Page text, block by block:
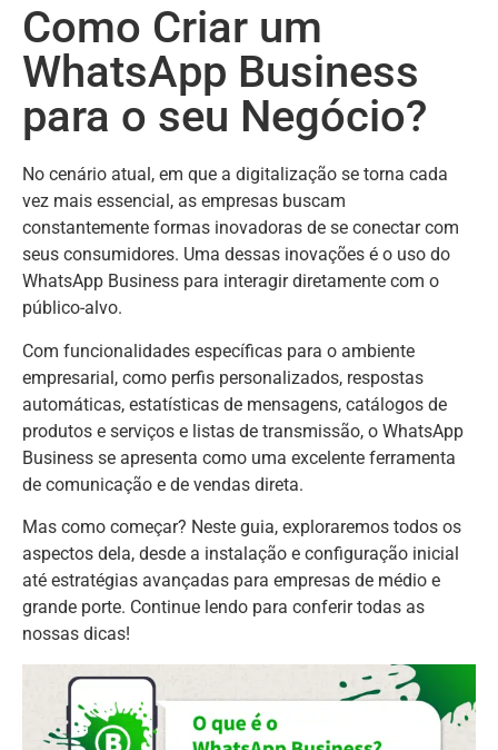
Como Criar um
WhatsApp Business
para o seu Negócio?
No cenário atual, em que a digitalização se torna cada
vez mais essencial, as empresas buscam
constantemente formas inovadoras de se conectar com
seus consumidores. Uma dessas inovações é o uso do
WhatsApp Business para interagir diretamente com o
público-alvo.
Com funcionalidades específicas para o ambiente
empresarial, como perfis personalizados, respostas
automáticas, estatísticas de mensagens, catálogos de
produtos e serviços e listas de transmissão, o WhatsApp
Business se apresenta como uma excelente ferramenta
de comunicação e de vendas direta.
Mas como começar? Neste guia, exploraremos todos os
aspectos dela, desde a instalação e configuração inicial
até estratégias avançadas para empresas de médio e
grande porte. Continue lendo para conferir todas as
nossas dicas!